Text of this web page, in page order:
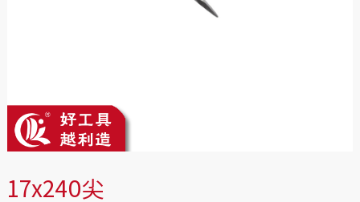
17x240尖